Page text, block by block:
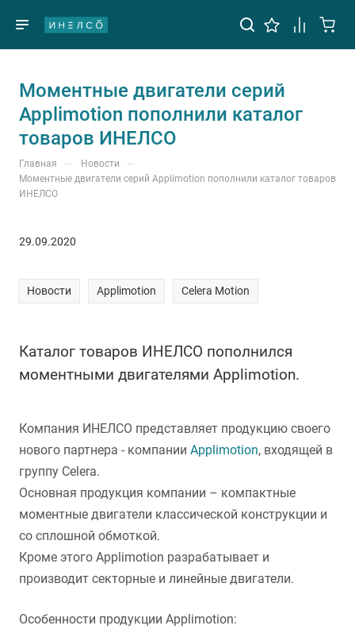
Моментные двигатели серий
Applimotion пополнили каталог
товаров ИНЕЛСО
Главная — Новости —
Моментные двигатели серий Applimotion пополнили каталог товаров
ИНЕЛСО
29.09.2020
Новости Applimotion Celera Motion
Каталог товаров ИНЕЛСО пополнился
моментными двигателями Applimotion.
Компания ИНЕЛСО представляет продукцию своего
нового партнера - компании Applimotion, входящей в
группу Celera.
Основная продукция компании – компактные
моментные двигатели классической конструкции и
со сплошной обмоткой.
Кроме этого Applimotion разрабатывает и
производит секторные и линейные двигатели.
Особенности продукции Applimotion: